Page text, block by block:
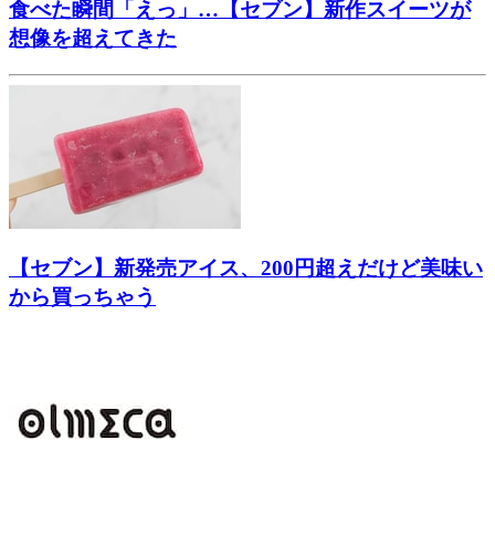
食べた瞬間「えっ」…【セブン】新作スイーツが
想像を超えてきた
【セブン】新発売アイス、200円超えだけど美味い
から買っちゃう